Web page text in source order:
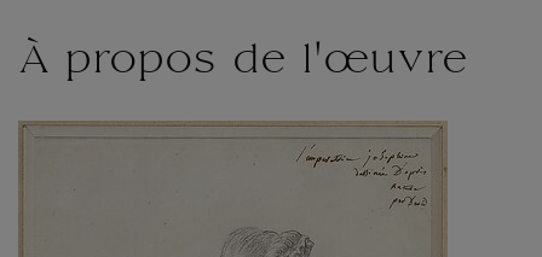
À propos de l'œuvre